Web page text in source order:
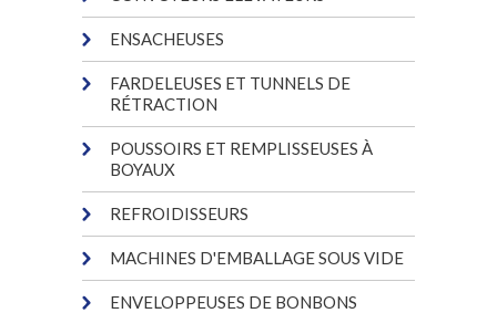
ENSACHEUSES
FARDELEUSES ET TUNNELS DE
RÉTRACTION
POUSSOIRS ET REMPLISSEUSES À
BOYAUX
REFROIDISSEURS
MACHINES D'EMBALLAGE SOUS VIDE
ENVELOPPEUSES DE BONBONS